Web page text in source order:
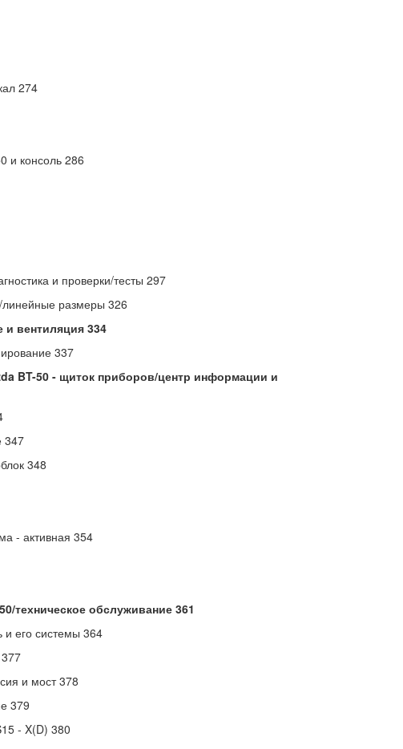
274
и консоль 286
и проверки/тесты 297
размеры 326
и вентиляция 334
337
BT-50 - щиток приборов/центр информации и
347
348
- активная 354
техническое обслуживание 361
его системы 364
и мост 378
379
- X(D) 380